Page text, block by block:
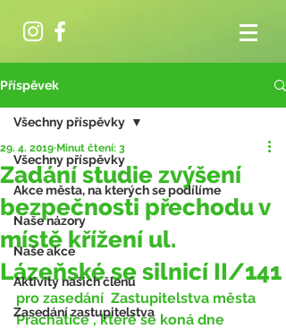
Příspěvek
Všechny příspěvky
Akce města, na kterých se podílíme
Naše názory
Naše akce
Aktivity našich členů
Zasedání zastupitelstva
Všechny příspěvky
Zadání studie zvýšení
bezpečnosti přechodu v
místě křížení ul.
Lázeňské se silnicí II/141
29. 4. 2019 Minut čtení: 3
pro zasedání ​ Zastupitelstva města
Prachatice​ , které se koná dne